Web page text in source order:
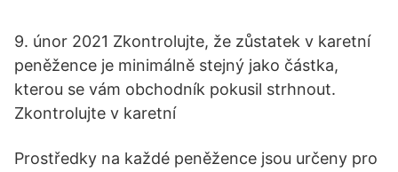
9. únor 2021 Zkontrolujte, že zůstatek v karetní
peněžence je minimálně stejný jako částka,
kterou se vám obchodník pokusil strhnout.
Zkontrolujte v karetní
Prostředky na každé peněžence jsou určeny pro